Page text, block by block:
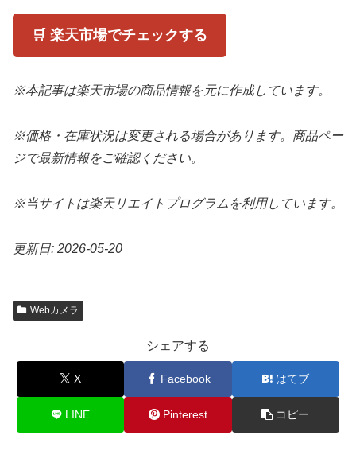
🛒 楽天市場でチェックする
※本記事は楽天市場の商品情報を元に作成しています。
※価格・在庫状況は変更される場合があります。商品ペー
ジで最新情報をご確認ください。
※当サイトは楽天リエイトプログラムを利用しています。
更新日: 2026-05-20
Webカメラ
シェアする
X Facebook はてブ
LINE Pinterest コピー